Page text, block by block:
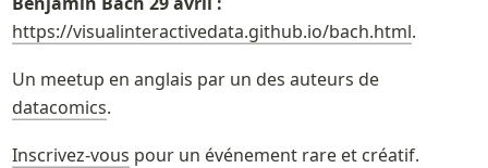
https://visualinteractivedata.github.io/bach.html.
Un meetup en anglais par un des auteurs de
datacomics.
Inscrivez-vous pour un événement rare et créatif.